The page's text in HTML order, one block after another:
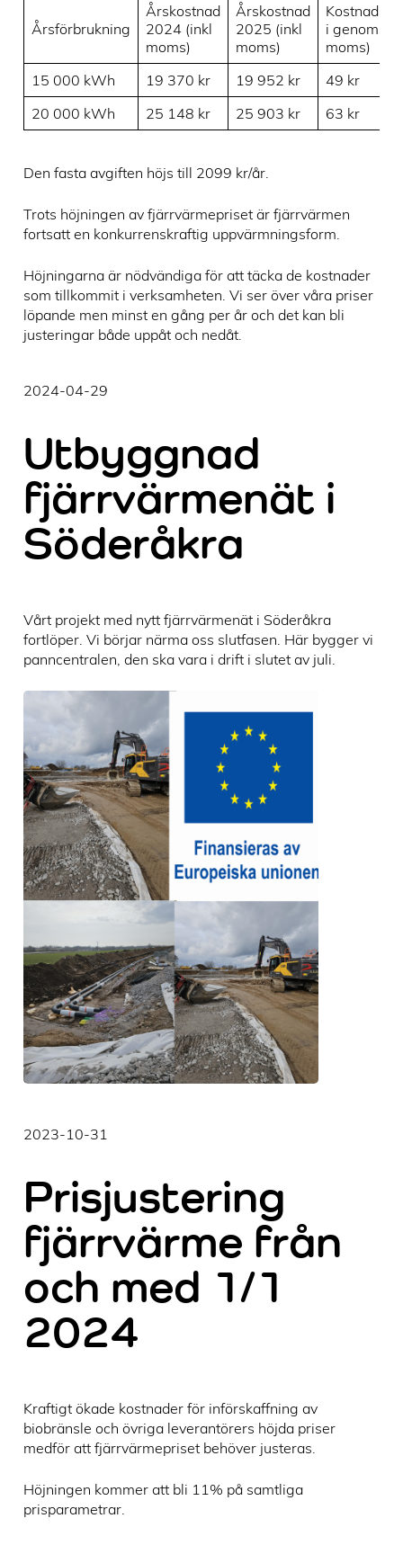
Årsförbrukning
Årskostnad
2024 (inkl
moms)
Årskostnad
2025 (inkl
moms)
i
moms)
15 000 kWh
19 370 kr 19 952 kr
49 kr
20 000 kWh
25 148 kr 25 903 kr 63 kr
Den fasta avgiften höjs till 2099 kr/år.
Trots höjningen av fjärrvärmepriset är fjärrvärmen
fortsatt en konkurrenskraftig uppvärmningsform.
Höjningarna är nödvändiga för att täcka de kostnader
som tillkommit i verksamheten. Vi ser över våra priser
löpande men minst en gång per år och det kan bli
justeringar både uppåt och nedåt.
2024-04-29
Utbyggnad
fjärrvärmenät i
Söderåkra
Vårt projekt med nytt fjärrvärmenät i Söderåkra
fortlöper. Vi börjar närma oss slutfasen. Här bygger vi
panncentralen, den ska vara i drift i slutet av juli.
2023-10-31
Prisjustering
fjärrvärme från
och med 1/1
2024
Kraftigt ökade kostnader för införskaffning av
biobränsle och övriga leverantörers höjda priser
medför att fjärrvärmepriset behöver justeras.
Höjningen kommer att bli 11% på samtliga
prisparametrar.